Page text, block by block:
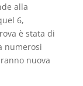
alla
6,
è stata di
numerosi
nuova